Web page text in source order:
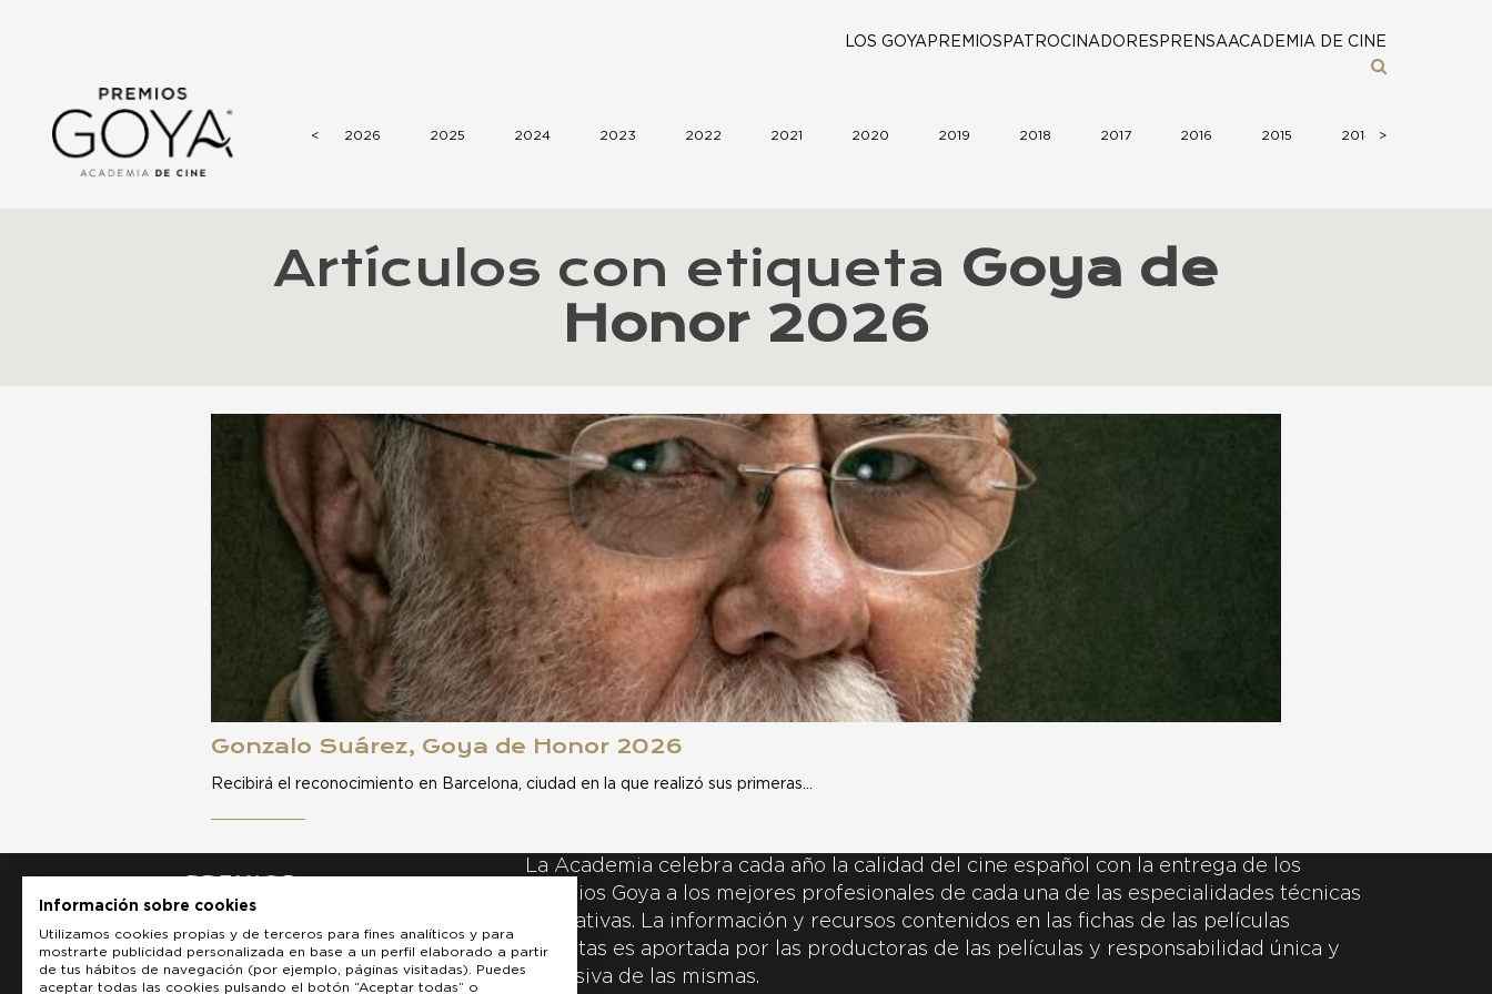
LOS GOYA PREMIOS PATROCINADORES PRENSAACADEMIA DE CINE
< 2026 2025 2024 2023 2022 2021 2020 2019 2018 2017 2016 2015 2014 >
Artículos con etiqueta Goya de
Honor 2026
Gonzalo Suárez, Goya de Honor 2026
Recibirá el reconocimiento en Barcelona, ciudad en la que realizó sus primeras…
La Academia celebra cada año la calidad del cine español con la entrega de los
Premios Goya a los mejores profesionales de cada una de las especialidades técnicas
y creativas. La información y recursos contenidos en las fichas de las películas
inscritas es aportada por las productoras de las películas y responsabilidad única y
exclusiva de las mismas.
Información sobre cookies
Utilizamos cookies propias y de terceros para fines analíticos y para
mostrarte publicidad personalizada en base a un perfil elaborado a partir
de tus hábitos de navegación (por ejemplo, páginas visitadas). Puedes
aceptar todas las cookies pulsando el botón “Aceptar todas” o